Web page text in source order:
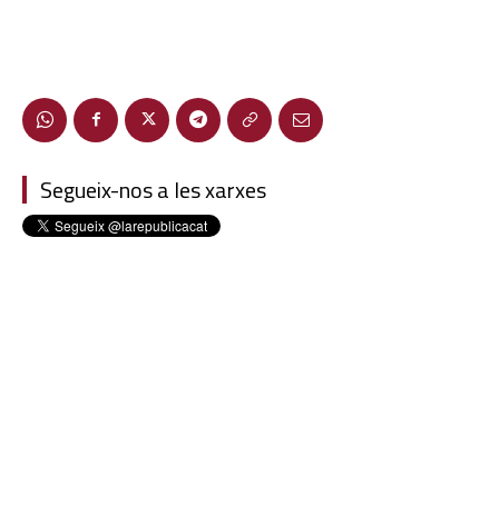
Segueix-nos a les xarxes